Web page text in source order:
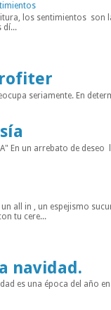
los sentimientos son
dí...
seriamente. En
En un arrebato de
all in , un espejismo
tu cere...
navidad.
es una época del año